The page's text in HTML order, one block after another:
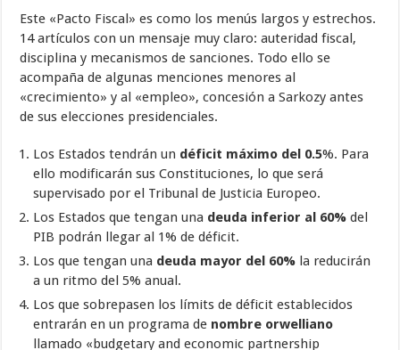
Este «Pacto Fiscal» es como los menús largos y estrechos.
14 artículos con un mensaje muy claro: auteridad fiscal,
disciplina y mecanismos de sanciones. Todo ello se
acompaña de algunas menciones menores al
«crecimiento» y al «empleo», concesión a Sarkozy antes
de sus elecciones presidenciales.
Los Estados tendrán un déficit máximo del 0.5%. Para
ello modificarán sus Constituciones, lo que será
supervisado por el Tribunal de Justicia Europeo.
Los Estados que tengan una deuda inferior al 60%del
PIB podrán llegar al 1% de déficit.
Los que tengan una deuda mayor del 60% la reducirán
a un ritmo del 5% anual.
Los que sobrepasen los límits de déficit establecidos
entrarán en un programa de nombre orwelliano
llamado «budgetary and economic partnership